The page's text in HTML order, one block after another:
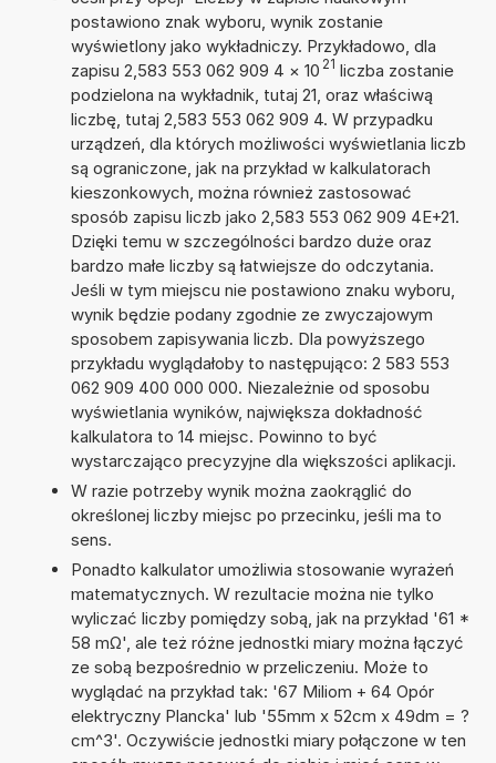
postawiono znak wyboru, wynik zostanie
wyświetlony jako wykładniczy. Przykładowo, dla
zapisu 2,583 553 062 909 4 × 10 21 liczba zostanie
podzielona na wykładnik, tutaj 21, oraz właściwą
liczbę, tutaj 2,583 553 062 909 4. W przypadku
urządzeń, dla których możliwości wyświetlania liczb
są ograniczone, jak na przykład w kalkulatorach
kieszonkowych, można również zastosować
sposób zapisu liczb jako 2,583 553 062 909 4E+21.
Dzięki temu w szczególności bardzo duże oraz
bardzo małe liczby są łatwiejsze do odczytania.
Jeśli w tym miejscu nie postawiono znaku wyboru,
wynik będzie podany zgodnie ze zwyczajowym
sposobem zapisywania liczb. Dla powyższego
przykładu wyglądałoby to następująco: 2 583 553
062 909 400 000 000. Niezależnie od sposobu
wyświetlania wyników, największa dokładność
kalkulatora to 14 miejsc. Powinno to być
wystarczająco precyzyjne dla większości aplikacji.
W razie potrzeby wynik można zaokrąglić do
określonej liczby miejsc po przecinku, jeśli ma to
sens.
Ponadto kalkulator umożliwia stosowanie wyrażeń
matematycznych. W rezultacie można nie tylko
wyliczać liczby pomiędzy sobą, jak na przykład '61 *
58 mΩ', ale też różne jednostki miary można łączyć
ze sobą bezpośrednio w przeliczeniu. Może to
wyglądać na przykład tak: '67 Miliom + 64 Opór
elektryczny Plancka' lub '55mm x 52cm x 49dm = ?
cm^3'. Oczywiście jednostki miary połączone w ten